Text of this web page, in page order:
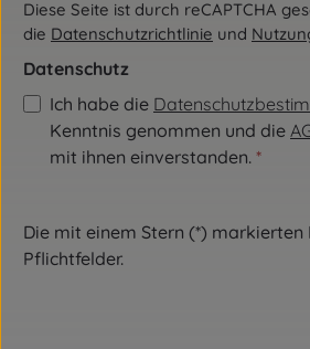
Diese Seite ist durch reCAPTCHA
die Datenschutzrichtlinie und
Datenschutz
Ich habe die
Kenntnis genommen und die
mit ihnen einverstanden. *
Die mit einem Stern (*) markierten
Pflichtfelder.